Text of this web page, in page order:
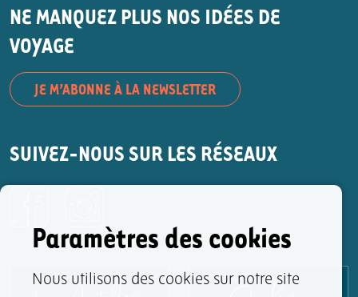
Paramètres des cookies
Nous utilisons des cookies sur notre site
NE MANQUEZ PLUS NOS IDÉES DE
VOYAGE
JE M’ABONNE À LA NEWSLETTER
SUIVEZ-NOUS SUR LES RÉSEAUX